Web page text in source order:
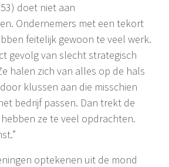
doet niet aan
Ondernemers met een tekort
feitelijk gewoon te veel werk.
gevolg van slecht strategisch
halen zich van alles op de hals
klussen aan die misschien
bedrijf passen. Dan trekt de
ze te veel opdrachten.
optekenen uit de mond